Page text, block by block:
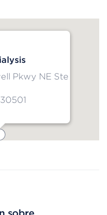
Pkwy NE Ste